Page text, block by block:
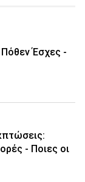
Πόθεν Έσχες -
- Ποιες οι